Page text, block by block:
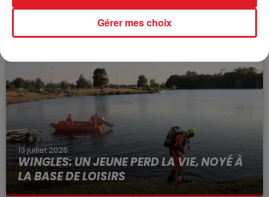
BÉTHUNE: ENQUÊTE POUR HOMICIDE
VOLONTAIRE EN COURS, APRÈS LA...
Selon les premiers éléments, le logement servait
13 juillet 2026
WINGLES: UN JEUNE PERD LA VIE, NOYÉ À
LA BASE DE LOISIRS
La victime a coulé à pic
Gérer mes choix